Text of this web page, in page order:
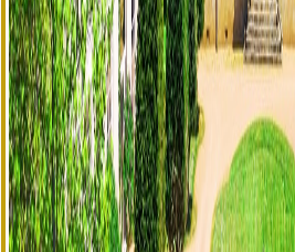
AccueilMariagesGalerieHistoire
Événements
professionnels
Contact
🇫🇷fr